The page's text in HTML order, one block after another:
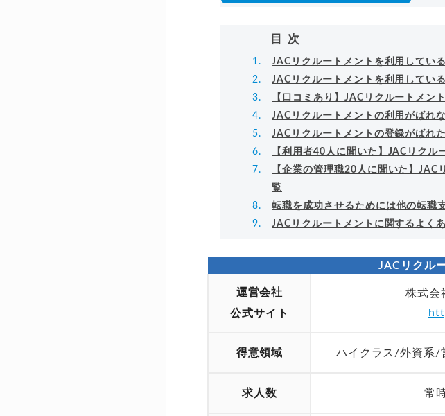
目次
JACリクルートメントを利用してい
JACリクルートメントを利用してい
【口コミあり】JACリクルートメン
JACリクルートメントの利用がばれ
JACリクルートメントの登録がばれ
【利用者40人に聞いた】JACリク
【企業の管理職20人に聞いた】
覧
転職を成功させるためには他の転職
JACリクルートメントに関するよく
JACリクル
運営会社
公式サイト
株式会
得意領域 ハイクラス/外資系/
求人数 常